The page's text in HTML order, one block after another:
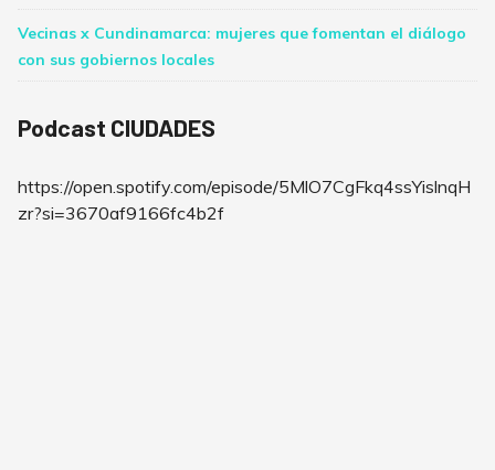
Vecinas x Cundinamarca: mujeres que fomentan el diálogo
con sus gobiernos locales
Podcast CIUDADES
https://open.spotify.com/episode/5MlO7CgFkq4ssYislnqH
zr?si=3670af9166fc4b2f